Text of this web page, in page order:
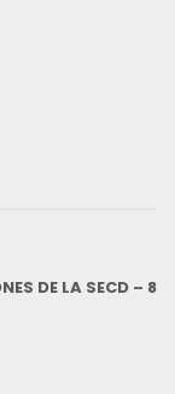
DE LA SECD – 8